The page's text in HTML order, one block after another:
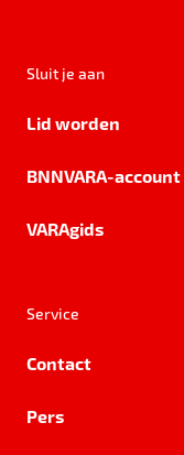
Sluit je aan
Lid worden
BNNVARA-account
VARAgids
Service
Contact
Pers